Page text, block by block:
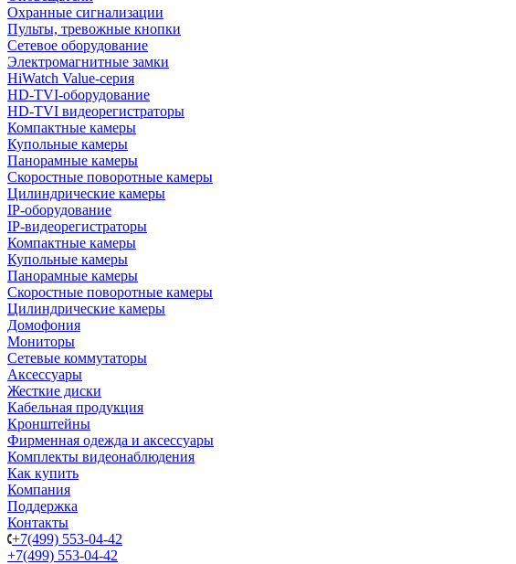
Охранные сигнализации
Пульты, тревожные кнопки
Сетевое оборудование
Электромагнитные замки
HiWatch Value-серия
HD-TVI-оборудование
HD-TVI видеорегистраторы
Компактные камеры
Купольные камеры
Панорамные камеры
Скоростные поворотные камеры
Цилиндрические камеры
IP-оборудование
IP-видеорегистраторы
Компактные камеры
Купольные камеры
Панорамные камеры
Скоростные поворотные камеры
Цилиндрические камеры
Домофония
Мониторы
Сетевые коммутаторы
Аксессуары
Жесткие диски
Кабельная продукция
Кронштейны
Фирменная одежда и аксессуары
Комплекты видеонаблюдения
Как купить
Компания
Поддержка
Контакты
+7(499) 553-04-42
+7(499) 553-04-42